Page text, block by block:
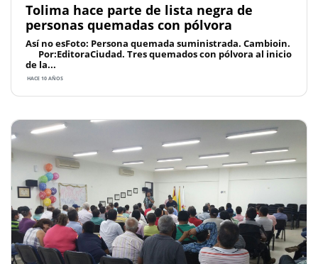
Tolima hace parte de lista negra de
personas quemadas con pólvora
Así no esFoto: Persona quemada suministrada. Cambioin.
Por:EditoraCiudad. Tres quemados con pólvora al inicio
de la...
HACE 10 AÑOS